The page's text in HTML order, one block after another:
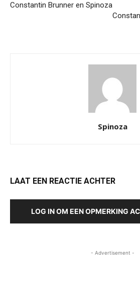
Constantin Brunner en Spinoza
Spinoza
LAAT EEN REACTIE ACHTER
LOG IN OM EEN OPMERKING
- Advertisement -